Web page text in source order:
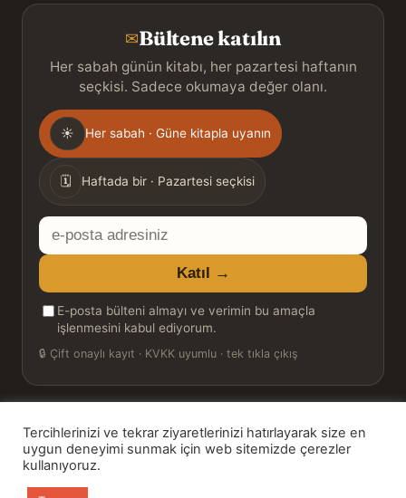
✉Bültene katılın
Her sabah günün kitabı, her pazartesi haftanın
seçkisi. Sadece okumaya değer olanı.
Gönderim
sıklığı
☀ Her sabah · Güne kitapla uyanın
🗓 Haftada bir · Pazartesi seçkisi
E-
posta
adresiniz
Katıl →
E-posta bülteni almayı ve verimin bu amaçla
işlenmesini kabul ediyorum.
🔒 Çift onaylı kayıt · KVKK uyumlu · tek tıkla çıkış
© 2026 Bookinton — Türkiye’nin Kitap Platformu
HT Book Review — webmaster: Hakan Turgay
Tercihlerinizi ve tekrar ziyaretlerinizi hatırlayarak size en
uygun deneyimi sunmak için web sitemizde çerezler
kullanıyoruz.